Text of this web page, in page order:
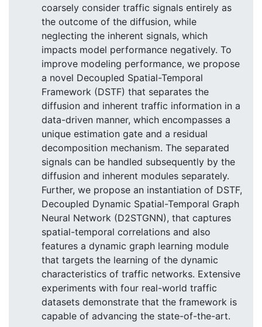
coarsely consider traffic signals entirely as
the outcome of the diffusion, while
neglecting the inherent signals, which
impacts model performance negatively. To
improve modeling performance, we propose
a novel Decoupled Spatial-Temporal
Framework (DSTF) that separates the
diffusion and inherent traffic information in a
data-driven manner, which encompasses a
unique estimation gate and a residual
decomposition mechanism. The separated
signals can be handled subsequently by the
diffusion and inherent modules separately.
Further, we propose an instantiation of DSTF,
Decoupled Dynamic Spatial-Temporal Graph
Neural Network (D2STGNN), that captures
spatial-temporal correlations and also
features a dynamic graph learning module
that targets the learning of the dynamic
characteristics of traffic networks. Extensive
experiments with four real-world traffic
datasets demonstrate that the framework is
capable of advancing the state-of-the-art.